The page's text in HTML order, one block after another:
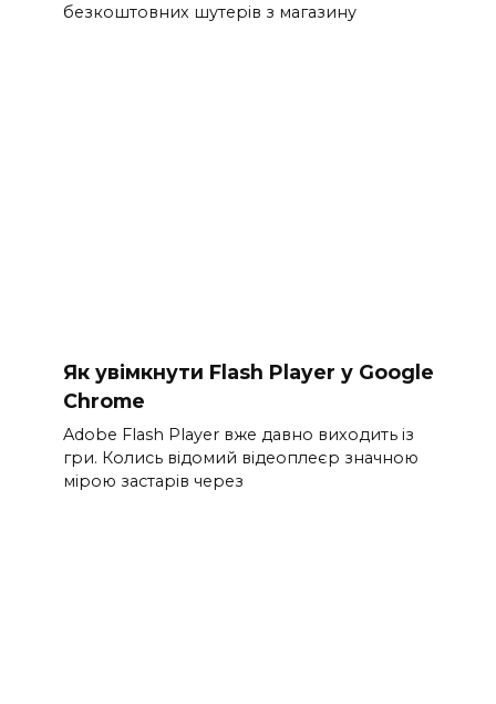
безкоштовних шутерів з магазину
Як увімкнути Flash Player у Google
Chrome
Adobe Flash Player вже давно виходить із
гри. Колись відомий відеоплеєр значною
мірою застарів через